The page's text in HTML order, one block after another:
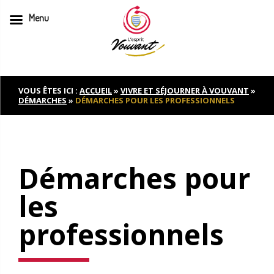
to
contentVOUS ÊTES ICI : ACCUEIL» VIVRE ET SÉJOURNER À VOUVANT »
DÉMARCHES » DÉMARCHES POUR LES PROFESSIONNELS
Démarches pour
les
professionnels
Menu